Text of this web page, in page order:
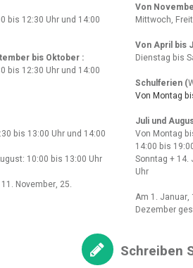
bis 12:30 Uhr und 14:00
bis Oktober :
bis 12:30 Uhr und 14:00
bis 13:00 Uhr und 14:00
10:00 bis 13:00 Uhr
November, 25.
Von
Mittwoch,
Von April bis
Dienstag bis
Schulferien (
Von Montag
Juli und
Von Montag
14:00 bis
Sonntag + 14.
Uhr
Am 1. Januar,
Dezember
Schreiben